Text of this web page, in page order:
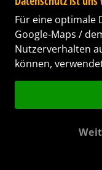
es uns zur
Für eine optimale
Google-Maps /
Nutzerverhalten
können,